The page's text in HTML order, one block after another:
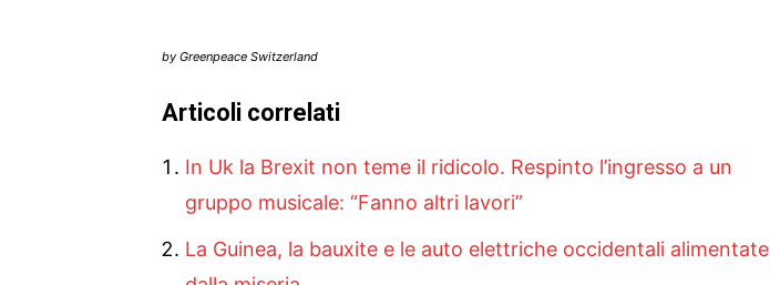
by Greenpeace Switzerland
Articoli correlati
In Uk la Brexit non teme il ridicolo. Respinto l’ingresso a un
gruppo musicale: “Fanno altri lavori”
La Guinea, la bauxite e le auto elettriche occidentali alimentate